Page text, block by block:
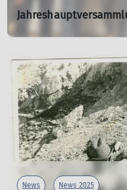
mehr erfahren
Mit Wahlen
Die Tage werden kürzer
Das bedeutet für die
die Skier und
werden. Die
ebenfalls an. So wurde
öffentlichen Sitzung im
Gastraum war sehr gut
mehr erfahren
News
News 2025